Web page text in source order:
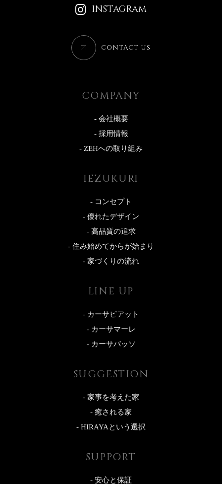
INSTAGRAM
CONTACT US
COMPANY
- 会社概要
- 採用情報
- ZEHへの取り組み
IEZUKURI
- コンセプト
- 優れたデザイン
- 高品質の追求
- 住み始めてからが始まり
- 家づくりの流れ
LINE UP
- カーサピアット
- カーサマーレ
- カーサバッソ
SUGGESTION
- 家事を考えた家
- 癒される家
- HIRAYAという選択
SUPPORT
- 安心と保証